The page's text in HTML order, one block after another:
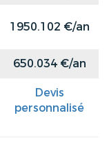
1950.102 €/an
650.034 €/an
Devis
personnalisé